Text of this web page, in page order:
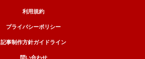
利用規約
プライバシーポリシー
記事制作方針ガイドライン
問い合わせ